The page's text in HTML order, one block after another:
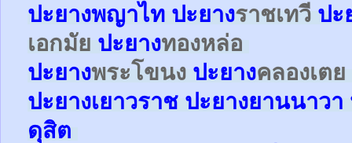
ปะยางพญาไท ปะยางราชเทวี ปะ
เอกมัย ปะยางทองหล่อ
ปะยางพระโขนง ปะยางคลองเตย
ปะยางเยาวราช ปะยางยานนาวา
ดุสิต